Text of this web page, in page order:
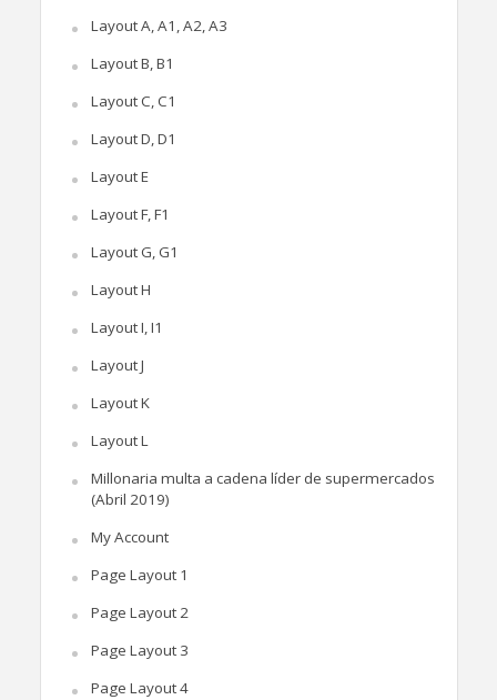
Layout A, A1, A2, A3
Layout B, B1
Layout C, C1
Layout D, D1
Layout E
Layout F, F1
Layout G, G1
Layout H
Layout I, I1
Layout J
Layout K
Layout L
Millonaria multa a cadena líder de supermercados
(Abril 2019)
My Account
Page Layout 1
Page Layout 2
Page Layout 3
Page Layout 4